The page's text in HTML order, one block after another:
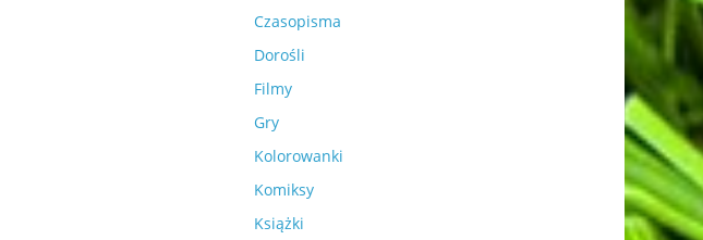
Czasopisma
Dorośli
Filmy
Gry
Kolorowanki
Komiksy
Książki